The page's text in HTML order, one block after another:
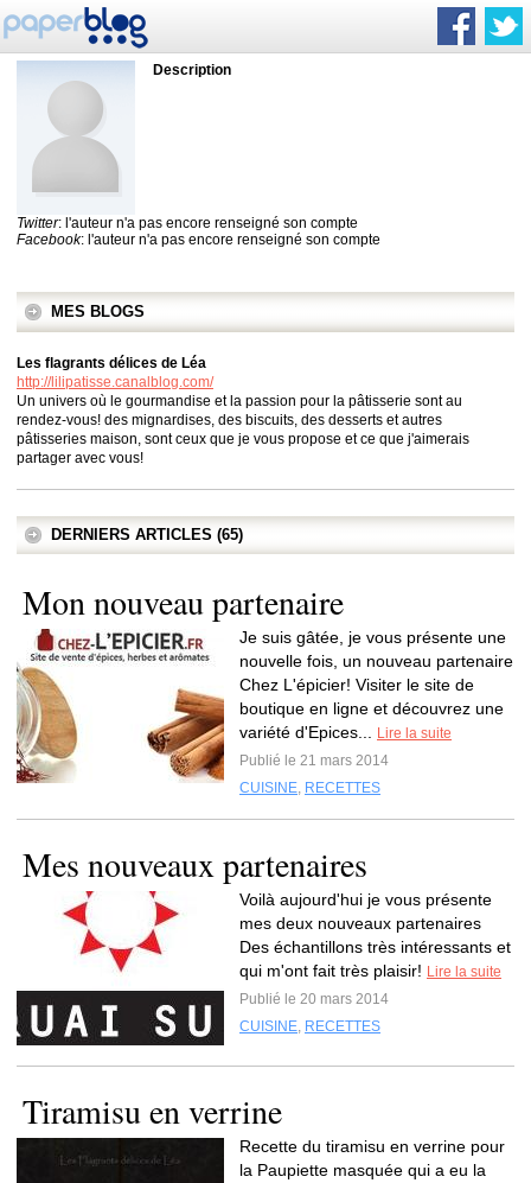
Description
Twitter: l'auteur n'a pas encore renseigné son compte
Facebook: l'auteur n'a pas encore renseigné son compte
MES BLOGS
Les flagrants délices de Léa
http://lilipatisse.canalblog.com/
Un univers où le gourmandise et la passion pour la pâtisserie sont au
rendez-vous! des mignardises, des biscuits, des desserts et autres
pâtisseries maison, sont ceux que je vous propose et ce que j'aimerais
partager avec vous!
DERNIERS ARTICLES (65)
Mon nouveau partenaire
Je suis gâtée, je vous présente une
nouvelle fois, un nouveau partenaire
Chez L'épicier! Visiter le site de
boutique en ligne et découvrez une
variété d'Epices...
Lire la suite
Publié le 21 mars 2014
CUISINE, RECETTES
Mes nouveaux partenaires
Voilà aujourd'hui je vous présente
mes deux nouveaux partenaires
Des échantillons très intéressants et
qui m'ont fait très plaisir! Lire la suite
Publié le 20 mars 2014
CUISINE, RECETTES
Tiramisu en verrine
Recette du tiramisu en verrine pour
la Paupiette masquée qui a eu la